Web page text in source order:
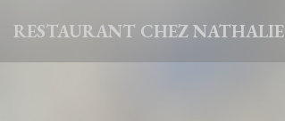
RESTAURANT CHEZ NATHALIE